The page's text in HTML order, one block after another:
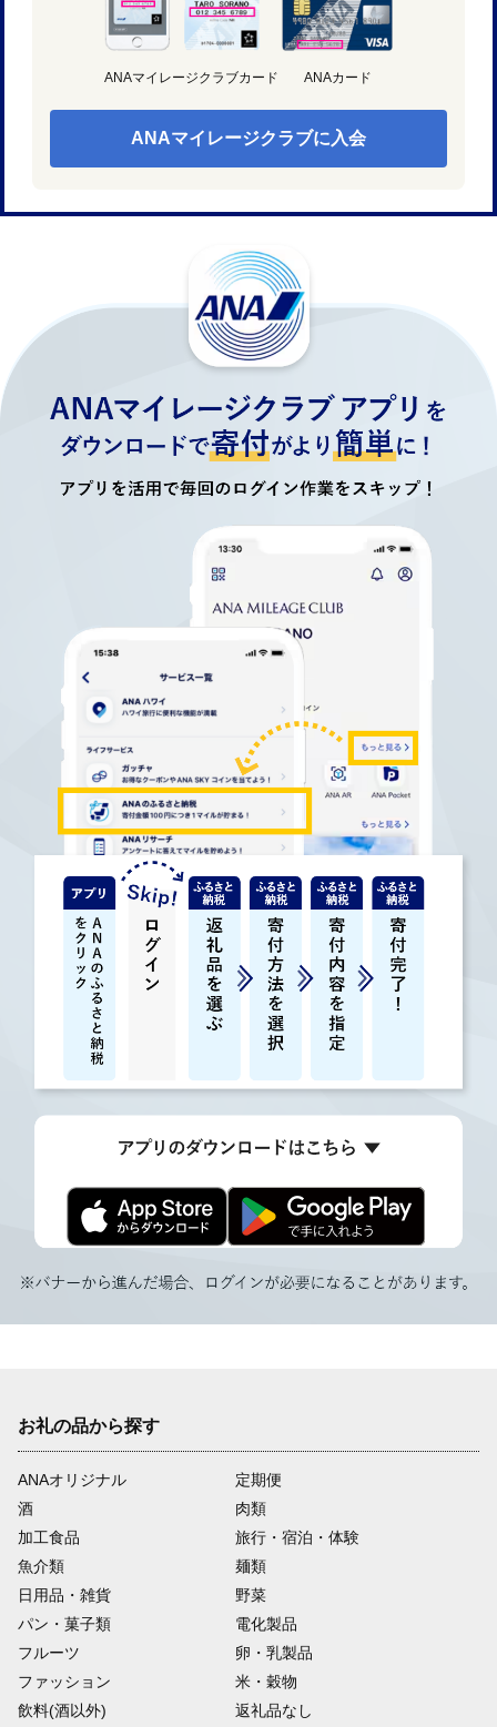
ANAマイレージクラブカード ANAカード
ANAマイレージクラブに入会
お礼の品から探す
ANAオリジナル
定期便
酒
肉類
加工食品
旅行・宿泊・体験
魚介類
麺類
日用品・雑貨
野菜
パン・菓子類
電化製品
フルーツ
卵・乳製品
ファッション
米・穀物
飲料(酒以外)
返礼品なし